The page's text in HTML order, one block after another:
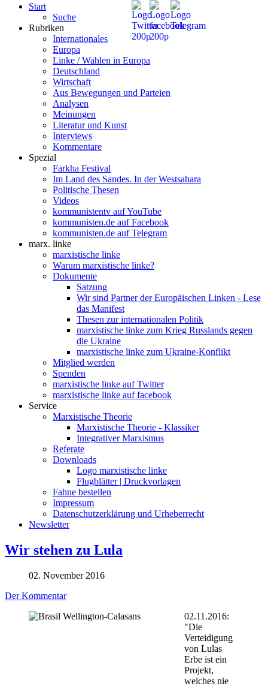
Start
Suche
Rubriken
Internationales
Europa
Linke / Wahlen in Europa
Deutschland
Wirtschaft
Aus Bewegungen und Parteien
Analysen
Meinungen
Literatur und Kunst
Interviews
Kommentare
Spezial
Farkha Festival
Im Land des Sandes. In der Westsahara
Politische Thesen
Videos
kommunistentv auf YouTube
kommunisten.de auf Facebook
kommunisten.de auf Telegram
marx. linke
marxistische linke
Warum marxistische linke?
Dokumente
Satzung
Wir sind Partner der Europäischen Linken - Lese
das Manifest
Thesen zur internationalen Politik
marxistische linke zum Krieg Russlands gegen
die Ukraine
marxistische linke zum Ukraine-Konflikt
Mitglied werden
Spenden
marxistische linke auf Twitter
marxistische linke auf facebook
Service
Marxistische Theorie
Marxistische Theorie - Klassiker
Integrativer Marxismus
Referate
Downloads
Logo marxistische linke
Flugblätter | Druckvorlagen
Fahne bestellen
Impressum
Datenschutzerklärung und Urheberrecht
Newsletter
Wir stehen zu Lula
02. November 2016
Der Kommentar
02.11.2016:
"Die
Verteidigung
von Lulas
Erbe ist ein
Projekt,
welches nie